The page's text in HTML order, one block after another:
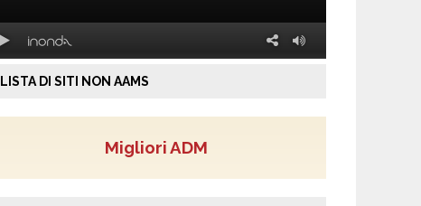
LISTA DI SITI NON AAMS
Migliori ADM